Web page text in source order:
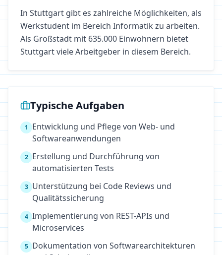
In Stuttgart gibt es zahlreiche Möglichkeiten, als
Werkstudent im Bereich Informatik zu arbeiten.
Als Großstadt mit 635.000 Einwohnern bietet
Stuttgart viele Arbeitgeber in diesem Bereich.
Typische Aufgaben
1
Entwicklung und Pflege von Web- und
Softwareanwendungen
2 Erstellung und Durchführung von
automatisierten Tests
3 Unterstützung bei Code Reviews und
Qualitätssicherung
4 Implementierung von REST-APIs und
Microservices
5 Dokumentation von Softwarearchitekturen